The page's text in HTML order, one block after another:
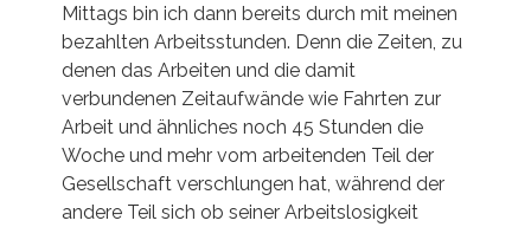
Mittags bin ich dann bereits durch mit meinen
bezahlten Arbeitsstunden. Denn die Zeiten, zu
denen das Arbeiten und die damit
verbundenen Zeitaufwände wie Fahrten zur
Arbeit und ähnliches noch 45 Stunden die
Woche und mehr vom arbeitenden Teil der
Gesellschaft verschlungen hat, während der
andere Teil sich ob seiner Arbeitslosigkeit